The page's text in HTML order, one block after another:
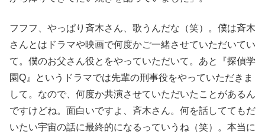
フフフ、やっぱり斉木さん、歌うんだな（笑）。僕は斉木
さんとはドラマや映画で何度かご一緒させていただいてい
て。僕のお父さん役とをやっていただいて。あと『探偵学
園Q』というドラマでは先輩の刑事役をやっていただきま
して。なので、何度か共演させていただいたことがあるん
ですけどね。面白いですよ、斉木さん。何を話しててもだ
いたい宇宙の話に最終的になるっていうね（笑）。本当に